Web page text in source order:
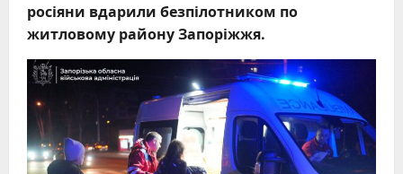
росіяни вдарили безпілотником по
житловому району Запоріжжя.